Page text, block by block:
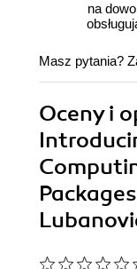
na
Masz pytania?
Oceny i